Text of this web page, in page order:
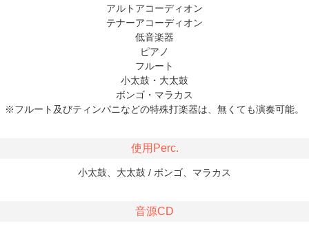
アルトアコーディオン
テナーアコーディオン
低音楽器
ピアノ
フルート
小太鼓・大太鼓
ボンゴ・マラカス
※フルート及びティンパニなどの特殊打楽器は、無くても演奏可能。
使用Perc.
小太鼓、大太鼓 / ボンゴ、マラカス
音源CD